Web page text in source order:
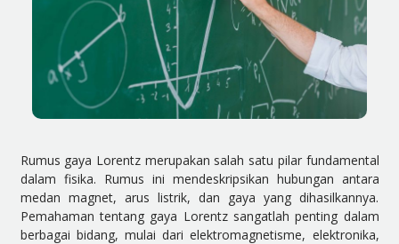
Rumus gaya Lorentz merupakan salah satu pilar fundamental
dalam fisika. Rumus ini mendeskripsikan hubungan antara
medan magnet, arus listrik, dan gaya yang dihasilkannya.
Pemahaman tentang gaya Lorentz sangatlah penting dalam
berbagai bidang, mulai dari elektromagnetisme, elektronika,